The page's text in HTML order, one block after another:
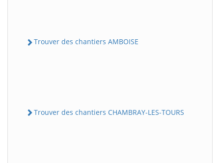
Trouver des chantiers AMBOISE
Trouver des chantiers CHAMBRAY-LES-TOURS